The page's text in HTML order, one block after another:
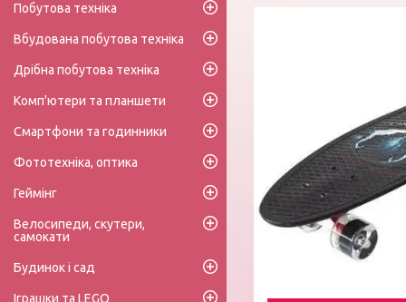
Побутова техніка
Вбудована побутова техніка
Дрібна побутова техніка
Комп'ютери та планшети
Смартфони та годинники
Фототехніка, оптика
Геймінг
Велосипеди, скутери,
самокати
Будинок і сад
Іграшки та LEGO